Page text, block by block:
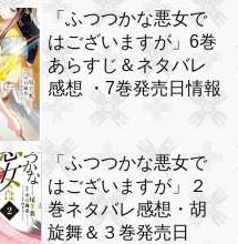
「ふつつかな悪女で
はございますが」6巻
あらすじ＆ネタバレ
感想 ・7巻発売日情報
「ふつつかな悪女で
はございますが」２
巻ネタバレ感想・胡
旋舞＆３巻発売日